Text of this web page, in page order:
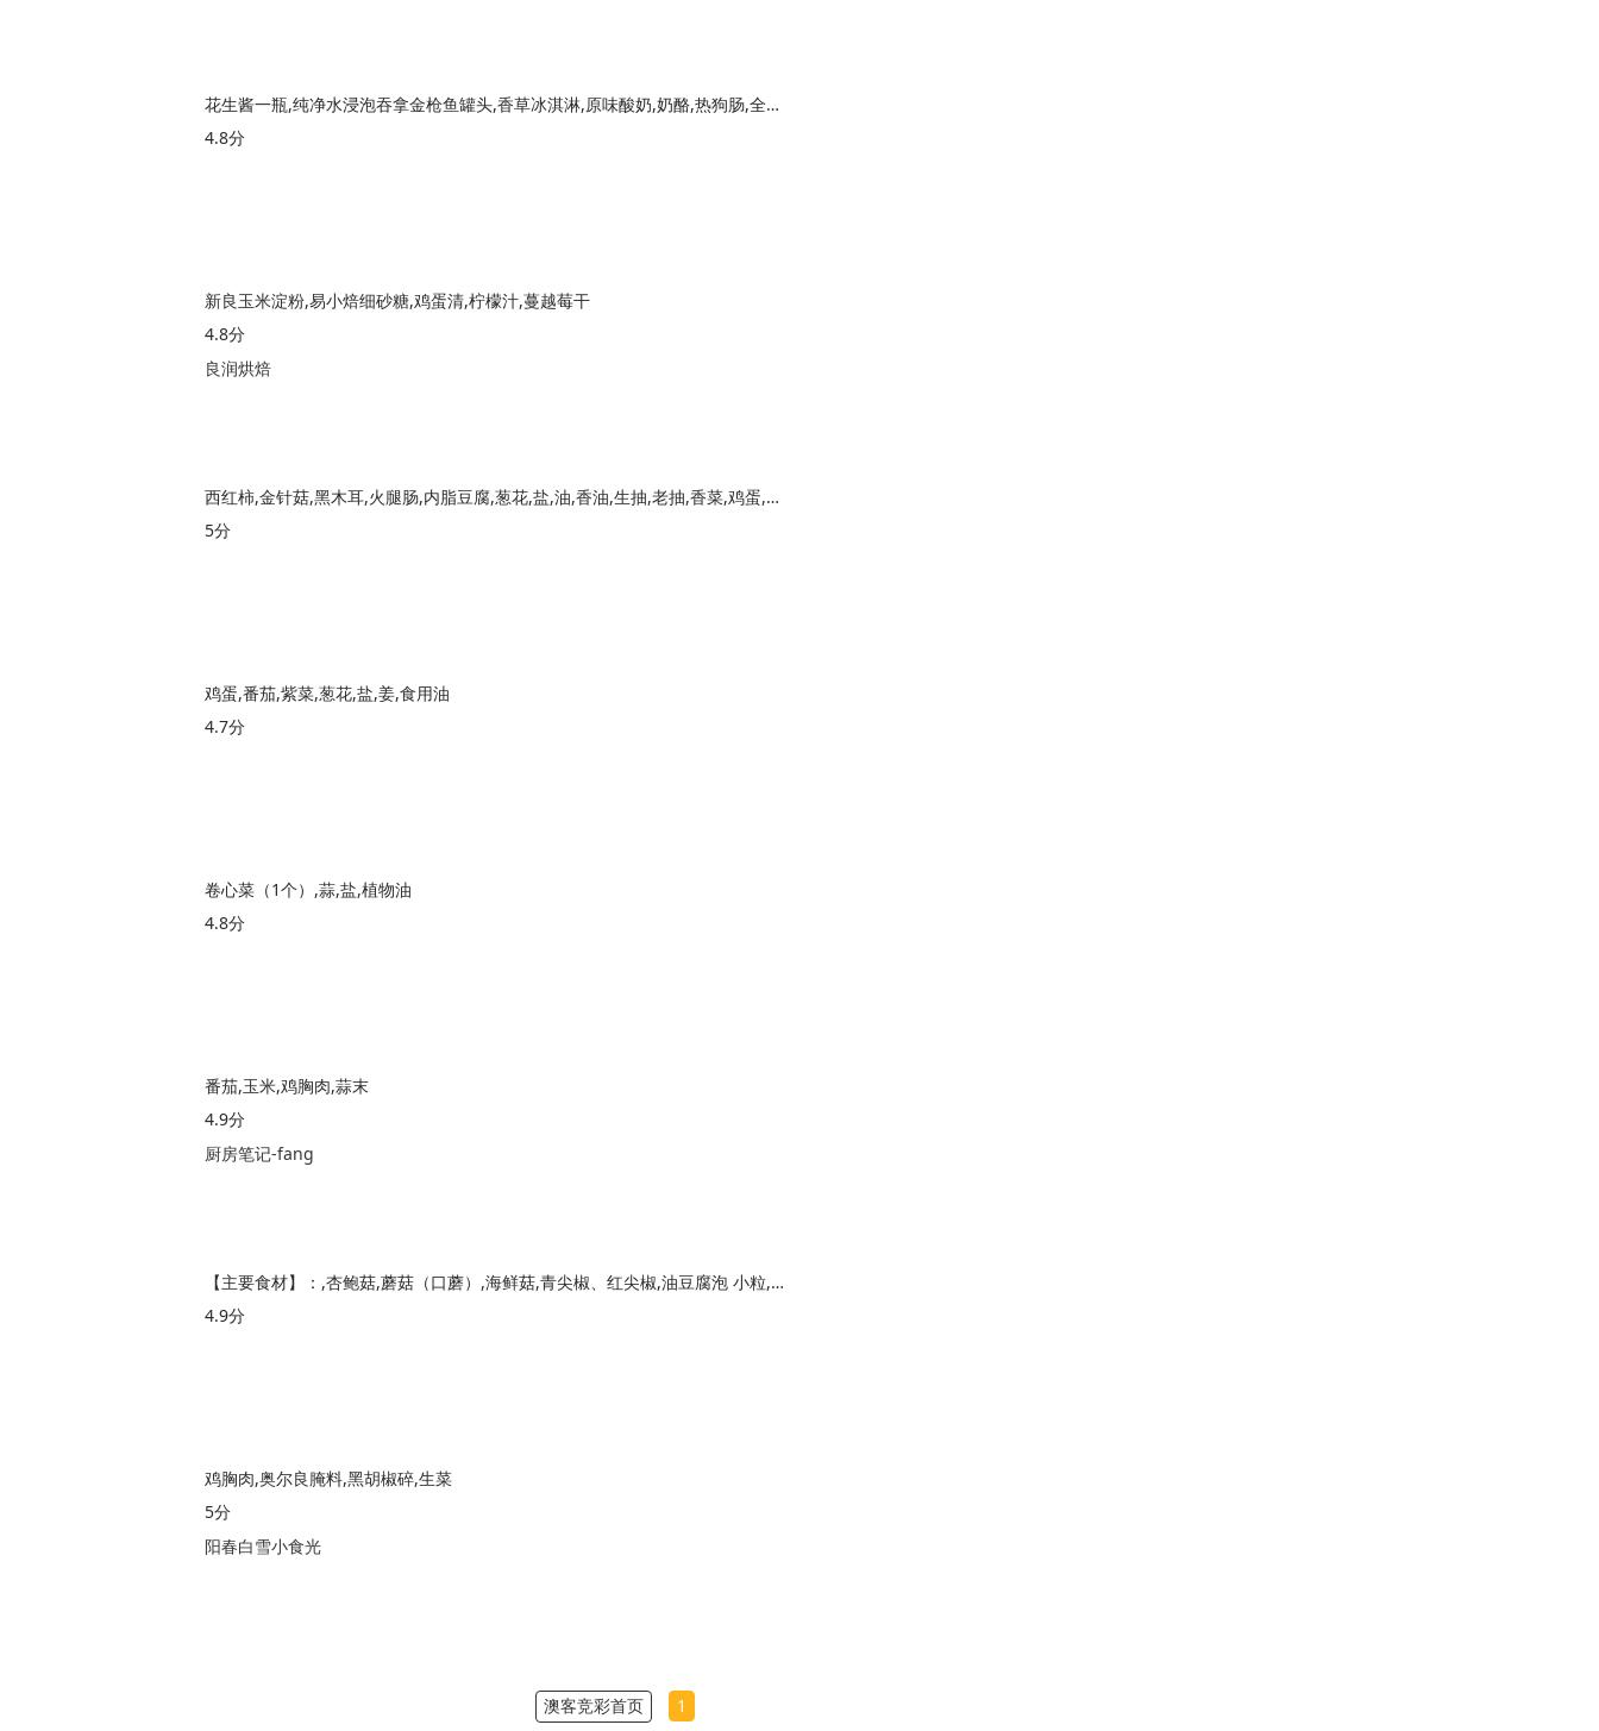
花生酱一瓶,纯净水浸泡吞拿金枪鱼罐头,香草冰淇淋,原味酸奶,奶酪,热狗肠,全麦面包,梳打饼干,煮蛋,香蕉,苹果,西柚,葡萄,扁豆,西兰花,菜花,肉片（什么肉都可以最好是猪或者鸡）,黑咖啡或茶（绿茶类的吧）
4.8分
新良玉米淀粉,易小焙细砂糖,鸡蛋清,柠檬汁,蔓越莓干
4.8分
良润烘焙
西红柿,金针菇,黑木耳,火腿肠,内脂豆腐,葱花,盐,油,香油,生抽,老抽,香菜,鸡蛋,鸡精,胡椒粉
5分
鸡蛋,番茄,紫菜,葱花,盐,姜,食用油
4.7分
卷心菜（1个）,蒜,盐,植物油
4.8分
番茄,玉米,鸡胸肉,蒜末
4.9分
厨房笔记-fang
【主要食材】：,杏鲍菇,蘑菇（口蘑）,海鲜菇,青尖椒、红尖椒,油豆腐泡 小粒,【配料及调味】：,干辣椒,花椒,独头蒜,玉米油,料酒,生抽,蚝油,盐,白砂糖,沸水,小香葱
4.9分
鸡胸肉,奥尔良腌料,黑胡椒碎,生菜
5分
阳春白雪小食光
澳客竞彩首页 1